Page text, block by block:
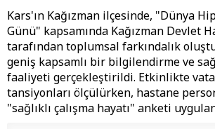
Kars'ın Kağızman ilçesinde, "Dünya
Günü" kapsamında Kağızman Devlet
tarafından toplumsal farkındalık
geniş kapsamlı bir bilgilendirme ve
faaliyeti gerçekleştirildi. Etkinlikte
tansiyonları ölçülürken, hastane
"sağlıklı çalışma hayatı" anketi